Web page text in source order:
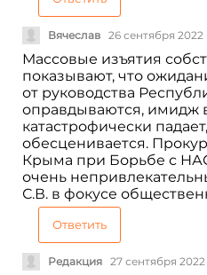
Вячеслав 26 сентября 2022
Массовые изъятия
показывают, что
от руководства
оправдываются, имидж
катастрофически
обесценивается.
Крыма при Борьбе с
очень
С.В. в фокусе
Ответить
Редакция 27 сентября 2022